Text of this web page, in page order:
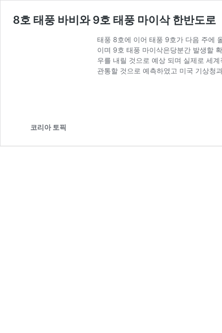
8호 태풍 바비와 9호 태풍 마이삭 한반도로
태풍 8호에 이어 태풍 9호가 다음 주에
이며 9호 태풍 마이삭은당분간 발생할
우를 내릴 것으로 예상 되며 실제로 세
관통할 것으로 예측하였고 미국 기상청
코리아 토픽